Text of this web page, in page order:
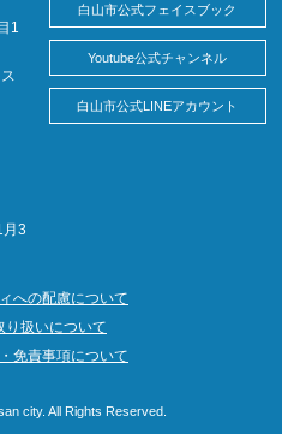
1
月3
白山市公式フェイスブック
Youtube公式チャンネル
白山市公式LINEアカウント
への配慮について
り扱いについて
免責事項について
city. All Rights Reserved.